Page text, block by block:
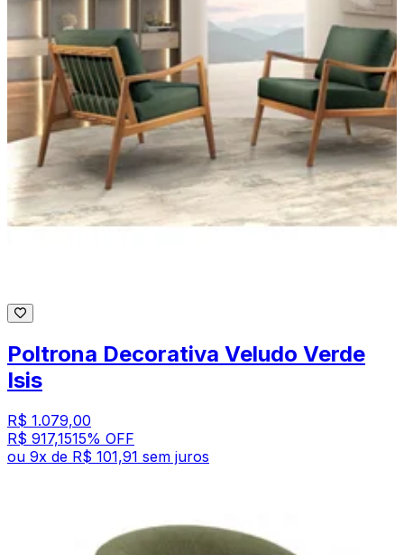
Poltrona Decorativa Veludo Verde
Isis
R$ 1.079,00
R$ 917,1515% OFF
ou 9x de R$ 101,91 sem juros